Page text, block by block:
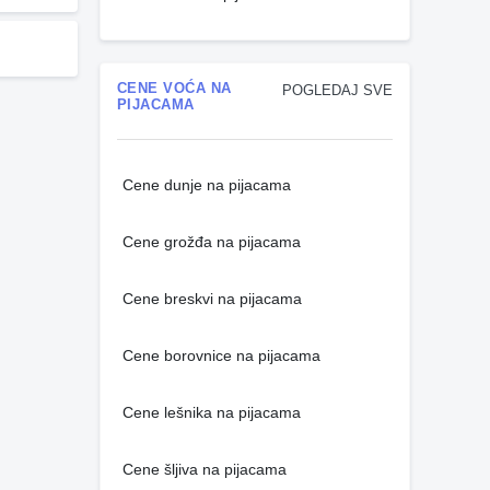
POGLEDAJ SVE
CENE VOĆA NA
PIJACAMA
Cene dunje na pijacama
Cene grožđa na pijacama
Cene breskvi na pijacama
Cene borovnice na pijacama
Cene lešnika na pijacama
Cene šljiva na pijacama